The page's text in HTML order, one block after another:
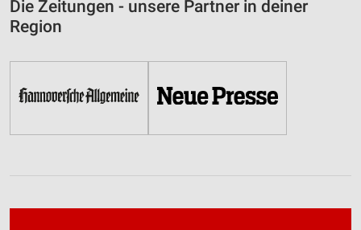
Die Zeitungen - unsere Partner in deiner
Region